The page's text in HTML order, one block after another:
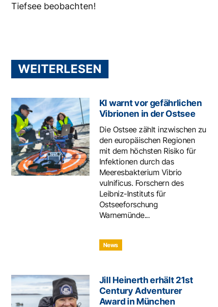
Tiefsee beobachten!
WEITERLESEN
KI warnt vor gefährlichen
Vibrionen in der Ostsee
Die Ostsee zählt inzwischen zu
den europäischen Regionen
mit dem höchsten Risiko für
Infektionen durch das
Meeresbakterium Vibrio
vulnificus. Forschern des
Leibniz-Instituts für
Ostseeforschung
Warnemünde...
News
Jill Heinerth erhält 21st
Century Adventurer
Award in München